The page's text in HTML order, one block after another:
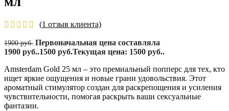
(1 отзыв клиента)
1900руб. Первоначальная цена составляла
1900 руб..1500 руб.Текущая цена: 1500 руб..
Amsterdam Gold 25 мл – это премиальный попперс для тех, кто
ищет яркие ощущения и новые грани удовольствия. Этот
ароматный стимулятор создан для раскрепощения и усиления
чувствительности, помогая раскрыть ваши сексуальные
фантазии.